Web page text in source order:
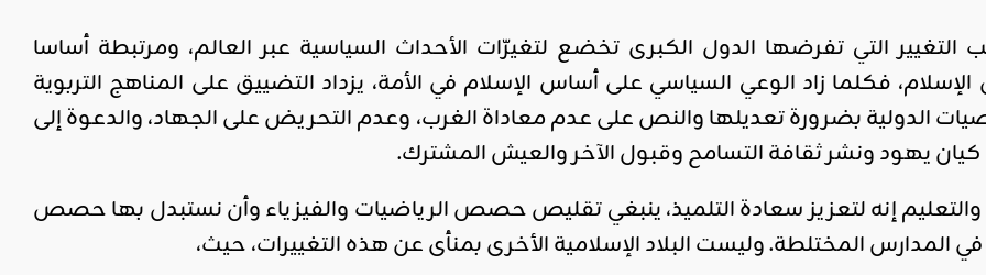
التي تفرضها الدول الكبرى تخضع لتغيرّات الأحداث السياسية عبر العالم، ومرتبطة أساسا
فكلما زاد الوعي السياسي على أساس الإسلام في الأمة، يزداد التضييق على المناهج التربوية
الدولية بضرورة تعديلها والنص على عدم معاداة الغرب، وعدم التحريض على الجهاد، والدعوة إلى
كيان يهود ونشر ثقافة التسامح وقبول الآخر والعيش المشترك.
والتعليم إنه لتعزيز سعادة التلميذ، ينبغي تقليص حصص الرياضيات والفيزياء وأن نستبدل بها حصص
المختلطة. وليست البلاد الإسلامية الأخرى بمنأى عن هذه التغييرات، حيث،